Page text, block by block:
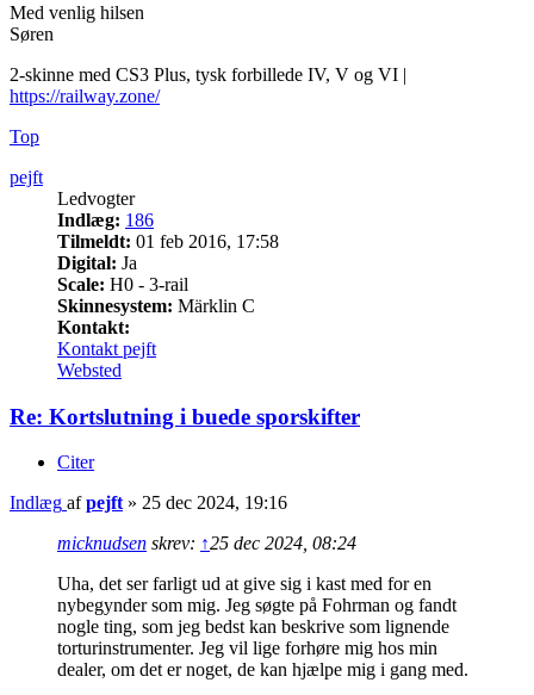
Med venlig hilsen
Søren
2-skinne med CS3 Plus, tysk forbillede IV, V og VI |
https://railway.zone/
Top
pejft
Ledvogter
Indlæg: 186
Tilmeldt: 01 feb 2016, 17:58
Digital: Ja
Scale: H0 - 3-rail
Skinnesystem: Märklin C
Kontakt:
Kontakt pejft
Websted
Re: Kortslutning i buede sporskifter
Citer
Indlæg afpejft » 25 dec 2024, 19:16
micknudsen skrev: ↑25 dec 2024, 08:24
Uha, det ser farligt ud at give sig i kast med for en
nybegynder som mig. Jeg søgte på Fohrman og fandt
nogle ting, som jeg bedst kan beskrive som lignende
torturinstrumenter. Jeg vil lige forhøre mig hos min
dealer, om det er noget, de kan hjælpe mig i gang med.